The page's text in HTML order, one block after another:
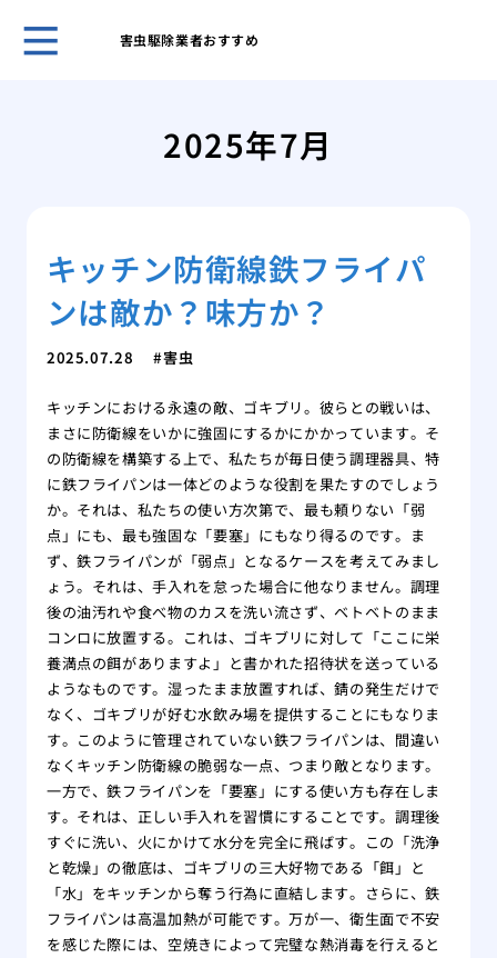
害虫駆除業者おすすめ
2025年7月
キッチン防衛線鉄フライパ
ンは敵か？味方か？
2025.07.28 害虫
キッチンにおける永遠の敵、ゴキブリ。彼らとの戦いは、
まさに防衛線をいかに強固にするかにかかっています。そ
の防衛線を構築する上で、私たちが毎日使う調理器具、特
に鉄フライパンは一体どのような役割を果たすのでしょう
か。それは、私たちの使い方次第で、最も頼りない「弱
点」にも、最も強固な「要塞」にもなり得るのです。ま
ず、鉄フライパンが「弱点」となるケースを考えてみまし
ょう。それは、手入れを怠った場合に他なりません。調理
後の油汚れや食べ物のカスを洗い流さず、ベトベトのまま
コンロに放置する。これは、ゴキブリに対して「ここに栄
養満点の餌がありますよ」と書かれた招待状を送っている
ようなものです。湿ったまま放置すれば、錆の発生だけで
なく、ゴキブリが好む水飲み場を提供することにもなりま
す。このように管理されていない鉄フライパンは、間違い
なくキッチン防衛線の脆弱な一点、つまり敵となります。
一方で、鉄フライパンを「要塞」にする使い方も存在しま
す。それは、正しい手入れを習慣にすることです。調理後
すぐに洗い、火にかけて水分を完全に飛ばす。この「洗浄
と乾燥」の徹底は、ゴキブリの三大好物である「餌」と
「水」をキッチンから奪う行為に直結します。さらに、鉄
フライパンは高温加熱が可能です。万が一、衛生面で不安
を感じた際には、空焼きによって完璧な熱消毒を行えると